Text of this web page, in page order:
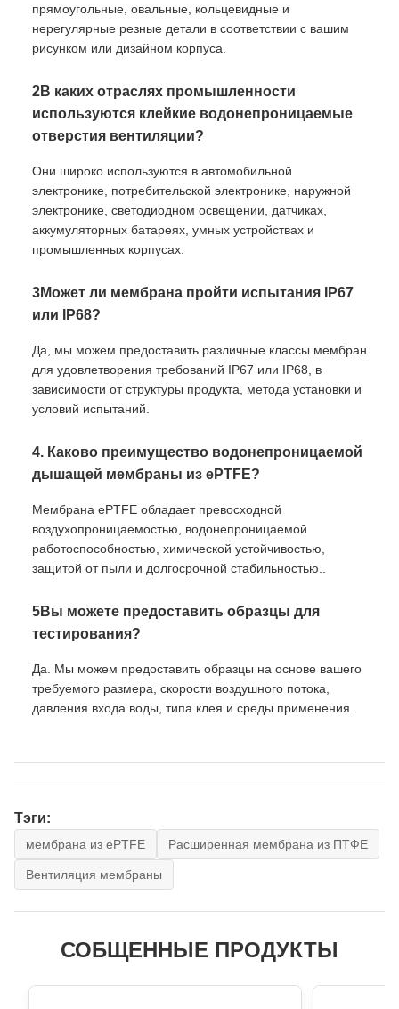
прямоугольные, овальные, кольцевидные и
нерегулярные резные детали в соответствии с вашим
рисунком или дизайном корпуса.
2В каких отраслях промышленности
используются клейкие водонепроницаемые
отверстия вентиляции?
Они широко используются в автомобильной
электронике, потребительской электронике, наружной
электронике, светодиодном освещении, датчиках,
аккумуляторных батареях, умных устройствах и
промышленных корпусах.
3Может ли мембрана пройти испытания IP67
или IP68?
Да, мы можем предоставить различные классы мембран
для удовлетворения требований IP67 или IP68, в
зависимости от структуры продукта, метода установки и
условий испытаний.
4. Каково преимущество водонепроницаемой
дышащей мембраны из ePTFE?
Мембрана ePTFE обладает превосходной
воздухопроницаемостью, водонепроницаемой
работоспособностью, химической устойчивостью,
защитой от пыли и долгосрочной стабильностью..
5Вы можете предоставить образцы для
тестирования?
Да. Мы можем предоставить образцы на основе вашего
требуемого размера, скорости воздушного потока,
давления входа воды, типа клея и среды применения.
Тэги:
мембрана из ePTFE Расширенная мембрана из ПТФЕ
Вентиляция мембраны
СОБЩЕННЫЕ ПРОДУКТЫ